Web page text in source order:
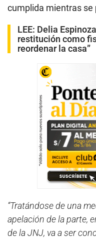
cumplida mientras se
LEE: Delia
restitución como
reordenar la casa”
“Tratándose de una
apelación de la parte,
de la JNJ, va a ser